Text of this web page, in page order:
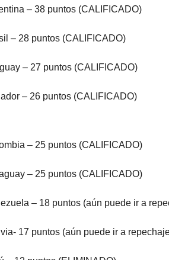
– 38 puntos (CALIFICADO)
– 28 puntos (CALIFICADO)
– 27 puntos (CALIFICADO)
– 26 puntos (CALIFICADO)
– 25 puntos (CALIFICADO)
– 25 puntos (CALIFICADO)
– 18 puntos (aún puede ir a
17 puntos (aún puede ir a